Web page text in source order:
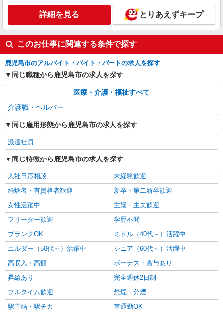
▼宇宿駅/病院でベッドメイキングや患者さん
のサポートなど＊
時給1350円〜2062円 ＜日払い有/週払い有/交
通費全支給(ガソリン代含む)＞
鹿児島市 来社不要/面接なし♪
キープ
詳細を見る とりあえずキープ
このお仕事に関連する条件で探す
鹿児島市のアルバイト・バイト・パートの求人を探す
同じ職種から鹿児島市の求人を探す
医療・介護・福祉すべて
介護職・ヘルパー
同じ雇用形態から鹿児島市の求人を探す
派遣社員
同じ特徴から鹿児島市の求人を探す
入社日応相談
未経験歓迎
経験者・有資格者歓迎
新卒・第二新卒歓迎
女性活躍中
主婦・主夫歓迎
フリーター歓迎
学歴不問
ブランクOK
ミドル（40代～）活躍中
エルダー（50代～）活躍中
シニア（60代～）活躍中
高収入・高額
ボーナス・賞与あり
昇給あり
完全週休2日制
フルタイム歓迎
禁煙・分煙
駅直結・駅チカ
車通勤OK